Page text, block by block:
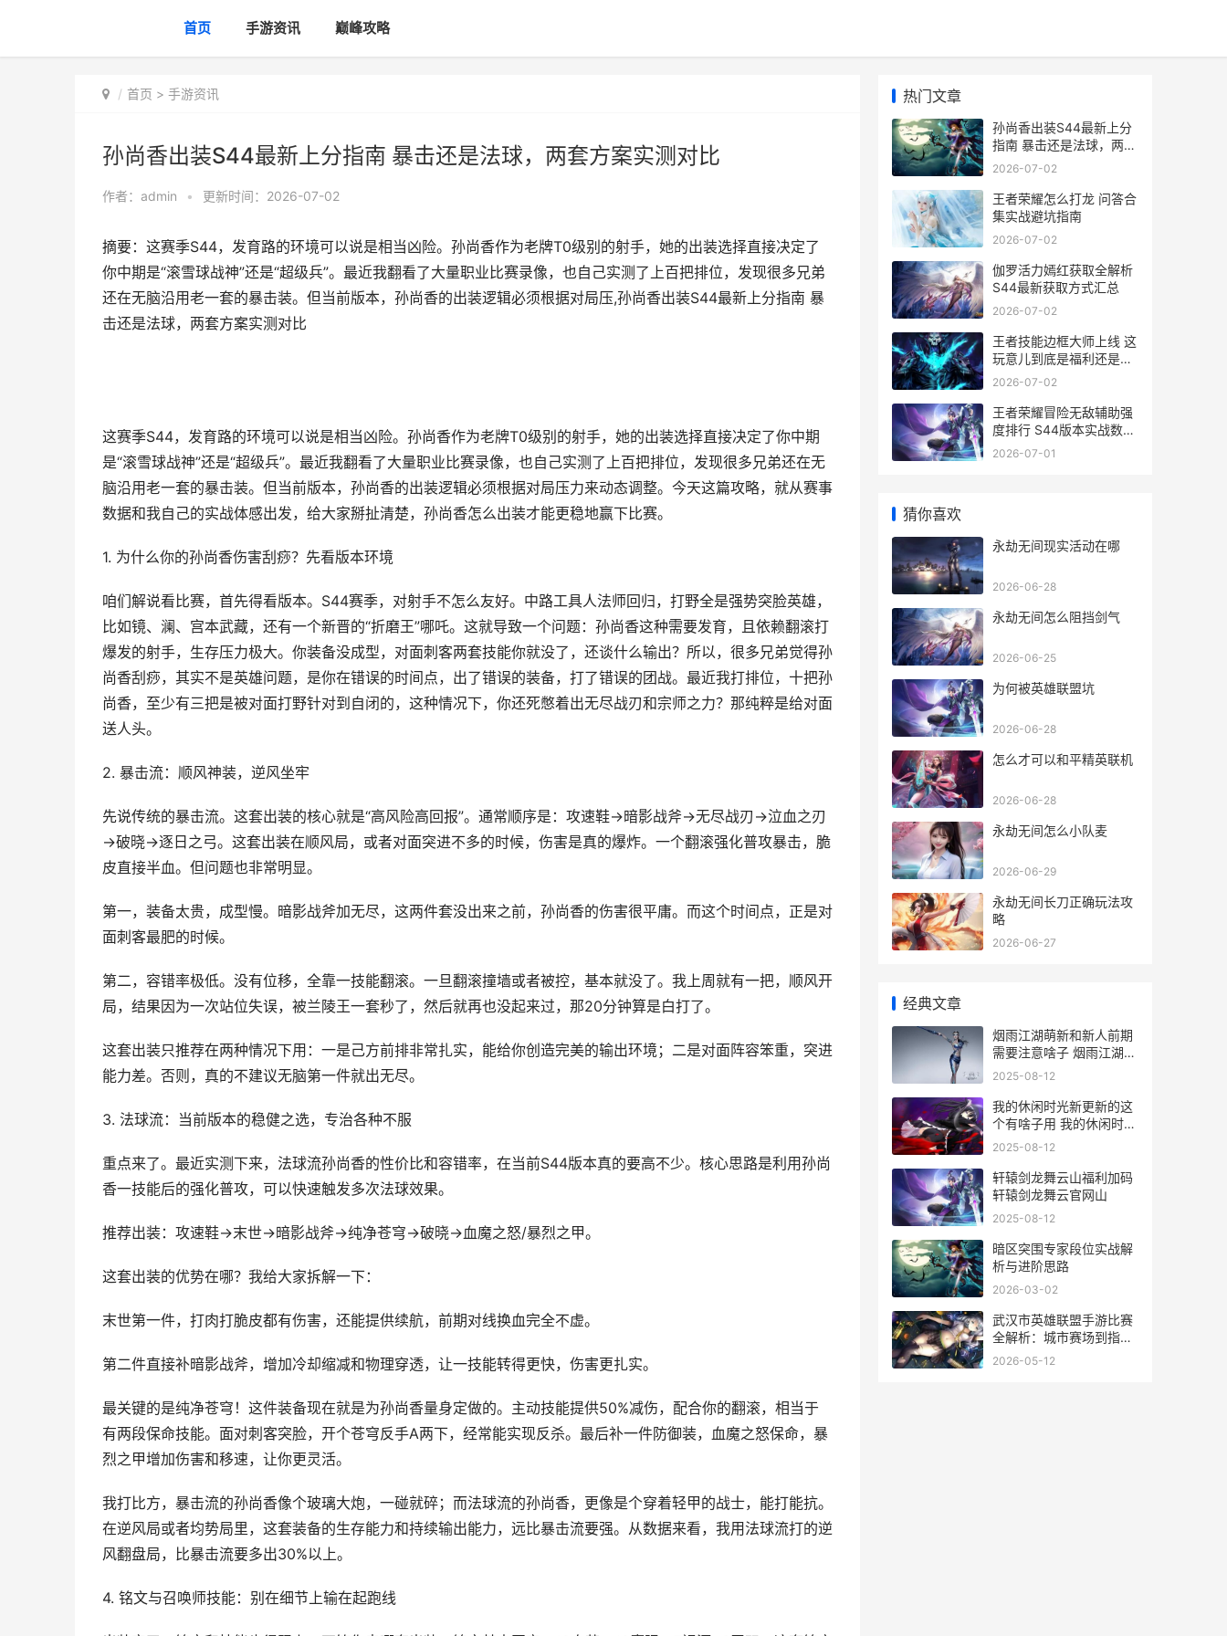
首页 手游资讯 巅峰攻略
首页 > 手游资讯
孙尚香出装S44最新上分指南 暴击还是法球，两套方案实测对比
作者： admin • 更新时间：2026-07-02
摘要：这赛季S44，发育路的环境可以说是相当凶险。孙尚香作为老牌T0级别的射手，她的出装选择直接决定了
你中期是“滚雪球战神”还是“超级兵”。最近我翻看了大量职业比赛录像，也自己实测了上百把排位，发现很多兄弟
还在无脑沿用老一套的暴击装。但当前版本，孙尚香的出装逻辑必须根据对局压,孙尚香出装S44最新上分指南 暴
击还是法球，两套方案实测对比
这赛季S44，发育路的环境可以说是相当凶险。孙尚香作为老牌T0级别的射手，她的出装选择直接决定了你中期
是“滚雪球战神”还是“超级兵”。最近我翻看了大量职业比赛录像，也自己实测了上百把排位，发现很多兄弟还在无
脑沿用老一套的暴击装。但当前版本，孙尚香的出装逻辑必须根据对局压力来动态调整。今天这篇攻略，就从赛事
数据和我自己的实战体感出发，给大家掰扯清楚，孙尚香怎么出装才能更稳地赢下比赛。
1. 为什么你的孙尚香伤害刮痧？先看版本环境
咱们解说看比赛，首先得看版本。S44赛季，对射手不怎么友好。中路工具人法师回归，打野全是强势突脸英雄，
比如镜、澜、宫本武藏，还有一个新晋的“折磨王”哪吒。这就导致一个问题：孙尚香这种需要发育，且依赖翻滚打
爆发的射手，生存压力极大。你装备没成型，对面刺客两套技能你就没了，还谈什么输出？所以，很多兄弟觉得孙
尚香刮痧，其实不是英雄问题，是你在错误的时间点，出了错误的装备，打了错误的团战。最近我打排位，十把孙
尚香，至少有三把是被对面打野针对到自闭的，这种情况下，你还死憋着出无尽战刃和宗师之力？那纯粹是给对面
送人头。
2. 暴击流：顺风神装，逆风坐牢
先说传统的暴击流。这套出装的核心就是“高风险高回报”。通常顺序是：攻速鞋→暗影战斧→无尽战刃→泣血之刃
→破晓→逐日之弓。这套出装在顺风局，或者对面突进不多的时候，伤害是真的爆炸。一个翻滚强化普攻暴击，脆
皮直接半血。但问题也非常明显。
第一，装备太贵，成型慢。暗影战斧加无尽，这两件套没出来之前，孙尚香的伤害很平庸。而这个时间点，正是对
面刺客最肥的时候。
第二，容错率极低。没有位移，全靠一技能翻滚。一旦翻滚撞墙或者被控，基本就没了。我上周就有一把，顺风开
局，结果因为一次站位失误，被兰陵王一套秒了，然后就再也没起来过，那20分钟算是白打了。
这套出装只推荐在两种情况下用：一是己方前排非常扎实，能给你创造完美的输出环境；二是对面阵容笨重，突进
能力差。否则，真的不建议无脑第一件就出无尽。
3. 法球流：当前版本的稳健之选，专治各种不服
重点来了。最近实测下来，法球流孙尚香的性价比和容错率，在当前S44版本真的要高不少。核心思路是利用孙尚
香一技能后的强化普攻，可以快速触发多次法球效果。
推荐出装：攻速鞋→末世→暗影战斧→纯净苍穹→破晓→血魔之怒/暴烈之甲。
这套出装的优势在哪？我给大家拆解一下：
末世第一件，打肉打脆皮都有伤害，还能提供续航，前期对线换血完全不虚。
第二件直接补暗影战斧，增加冷却缩减和物理穿透，让一技能转得更快，伤害更扎实。
最关键的是纯净苍穹！这件装备现在就是为孙尚香量身定做的。主动技能提供50%减伤，配合你的翻滚，相当于
有两段保命技能。面对刺客突脸，开个苍穹反手A两下，经常能实现反杀。最后补一件防御装，血魔之怒保命，暴
烈之甲增加伤害和移速，让你更灵活。
我打比方，暴击流的孙尚香像个玻璃大炮，一碰就碎；而法球流的孙尚香，更像是个穿着轻甲的战士，能打能抗。
在逆风局或者均势局里，这套装备的生存能力和持续输出能力，远比暴击流要强。从数据来看，我用法球流打的逆
风翻盘局，比暴击流要多出30%以上。
4. 铭文与召唤师技能：别在细节上输在起跑线
热门文章
孙尚香出装S44最新上分
指南 暴击还是法球，两套
方案实测对比
2026-07-02
王者荣耀怎么打龙 问答合
集实战避坑指南
2026-07-02
伽罗活力嫣红获取全解析
S44最新获取方式汇总
2026-07-02
王者技能边框大师上线 这
玩意儿到底是福利还是新
坑
2026-07-02
王者荣耀冒险无敌辅助强
度排行 S44版本实战数据
解析
2026-07-01
猜你喜欢
永劫无间现实活动在哪
2026-06-28
永劫无间怎么阻挡剑气
2026-06-25
为何被英雄联盟坑
2026-06-28
怎么才可以和平精英联机
2026-06-28
永劫无间怎么小队麦
2026-06-29
永劫无间长刀正确玩法攻
略
2026-06-27
经典文章
烟雨江湖萌新和新人前期
需要注意啥子 烟雨江湖新
手选什么门派好新手入门
2025-08-12
我的休闲时光新更新的这
个有啥子用 我的休闲时光
新手教程
2025-08-12
轩辕剑龙舞云山福利加码
轩辕剑龙舞云官网山
2025-08-12
暗区突围专家段位实战解
析与进阶思路
2026-03-02
武汉市英雄联盟手游比赛
全解析：城市赛场到指尖
操作
2026-05-12